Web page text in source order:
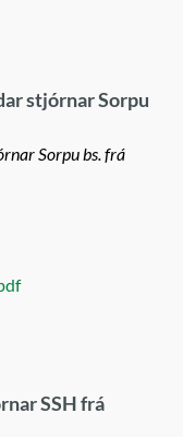
stjórnar Sorpu
Sorpu bs. frá
SSH frá